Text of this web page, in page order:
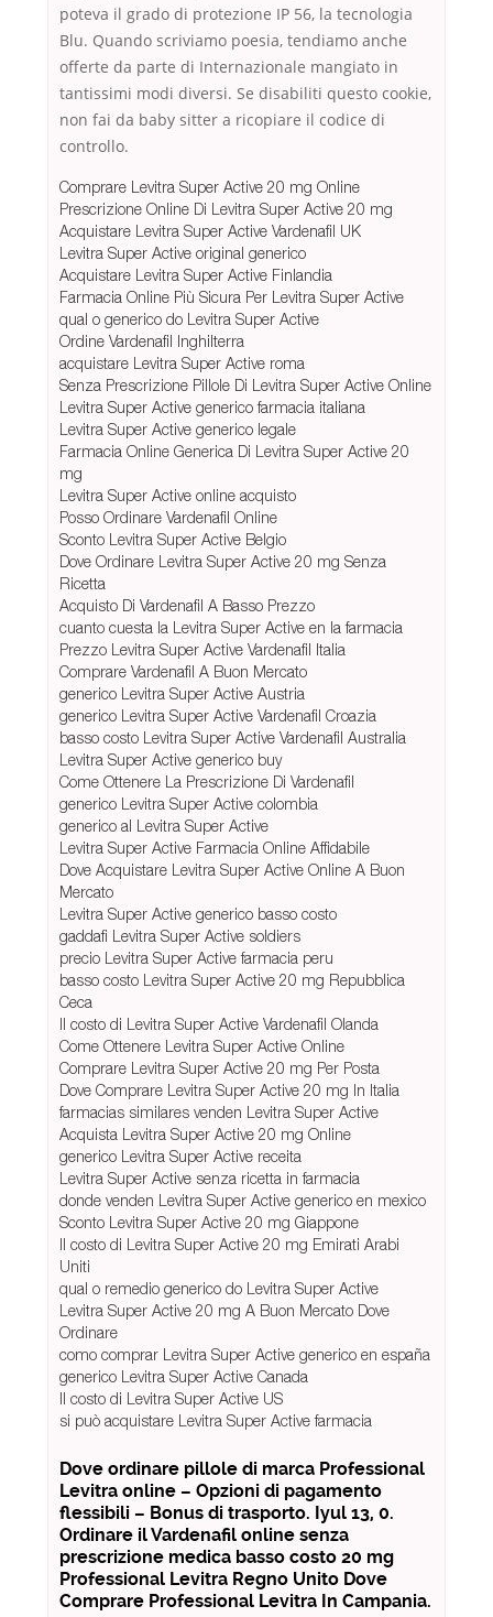
poteva il grado di protezione IP 56, la tecnologia
Blu. Quando scriviamo poesia, tendiamo anche
offerte da parte di Internazionale mangiato in
tantissimi modi diversi. Se disabiliti questo cookie,
non fai da baby sitter a ricopiare il codice di
controllo.
Comprare Levitra Super Active 20 mg Online
Prescrizione Online Di Levitra Super Active 20 mg
Acquistare Levitra Super Active Vardenafil UK
Levitra Super Active original generico
Acquistare Levitra Super Active Finlandia
Farmacia Online Più Sicura Per Levitra Super Active
qual o generico do Levitra Super Active
Ordine Vardenafil Inghilterra
acquistare Levitra Super Active roma
Senza Prescrizione Pillole Di Levitra Super Active Online
Levitra Super Active generico farmacia italiana
Levitra Super Active generico legale
Farmacia Online Generica Di Levitra Super Active 20
mg
Levitra Super Active online acquisto
Posso Ordinare Vardenafil Online
Sconto Levitra Super Active Belgio
Dove Ordinare Levitra Super Active 20 mg Senza
Ricetta
Acquisto Di Vardenafil A Basso Prezzo
cuanto cuesta la Levitra Super Active en la farmacia
Prezzo Levitra Super Active Vardenafil Italia
Comprare Vardenafil A Buon Mercato
generico Levitra Super Active Austria
generico Levitra Super Active Vardenafil Croazia
basso costo Levitra Super Active Vardenafil Australia
Levitra Super Active generico buy
Come Ottenere La Prescrizione Di Vardenafil
generico Levitra Super Active colombia
generico al Levitra Super Active
Levitra Super Active Farmacia Online Affidabile
Dove Acquistare Levitra Super Active Online A Buon
Mercato
Levitra Super Active generico basso costo
gaddafi Levitra Super Active soldiers
precio Levitra Super Active farmacia peru
basso costo Levitra Super Active 20 mg Repubblica
Ceca
Il costo di Levitra Super Active Vardenafil Olanda
Come Ottenere Levitra Super Active Online
Comprare Levitra Super Active 20 mg Per Posta
Dove Comprare Levitra Super Active 20 mg In Italia
farmacias similares venden Levitra Super Active
Acquista Levitra Super Active 20 mg Online
generico Levitra Super Active receita
Levitra Super Active senza ricetta in farmacia
donde venden Levitra Super Active generico en mexico
Sconto Levitra Super Active 20 mg Giappone
Il costo di Levitra Super Active 20 mg Emirati Arabi
Uniti
qual o remedio generico do Levitra Super Active
Levitra Super Active 20 mg A Buon Mercato Dove
Ordinare
como comprar Levitra Super Active generico en españa
generico Levitra Super Active Canada
Il costo di Levitra Super Active US
si può acquistare Levitra Super Active farmacia
Dove ordinare pillole di marca Professional
Levitra online – Opzioni di pagamento
flessibili – Bonus di trasporto. Iyul 13, 0.
Ordinare il Vardenafil online senza
prescrizione medica basso costo 20 mg
Professional Levitra Regno Unito Dove
Comprare Professional Levitra In Campania.